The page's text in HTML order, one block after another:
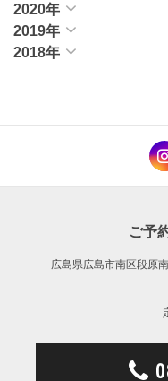
2020年
2019年
2018年
ご予
広島県広島市南区段原